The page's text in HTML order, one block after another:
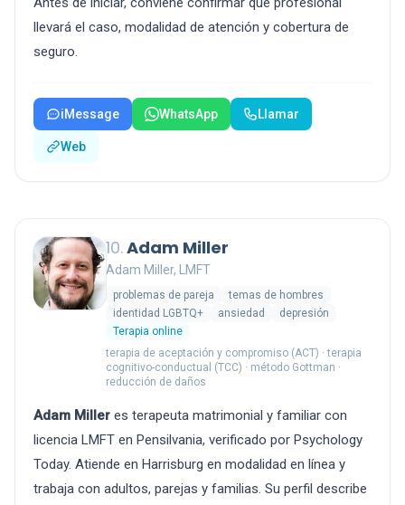
llevará el caso, modalidad de atención y cobertura de
seguro.
iMessage WhatsApp Llamar
Web
10.Adam Miller
Adam Miller, LMFT
problemas de pareja
temas de hombres
identidad LGBTQ+
ansiedad
depresión
Terapia online
terapia de aceptación y compromiso (ACT) · terapia
cognitivo-conductual (TCC) · método Gottman ·
reducción de daños
Adam Miller es terapeuta matrimonial y familiar con
licencia LMFT en Pensilvania, verificado por Psychology
Today. Atiende en Harrisburg en modalidad en línea y
trabaja con adultos, parejas y familias. Su perfil describe